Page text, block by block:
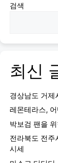
검색
최신
경상남도 거
레몬테라스,
박보검 팬을
전라북도 전
시세